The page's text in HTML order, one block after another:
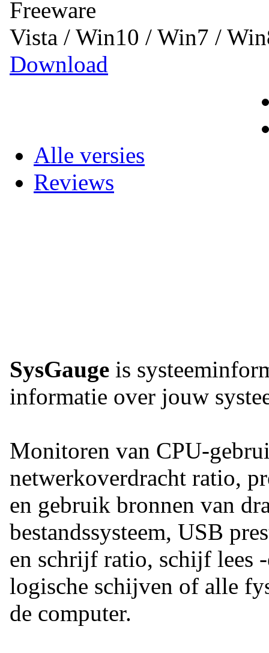
Freeware
Vista / Win10 / Win7 /
Download
Alle versies
Reviews
SysGauge is
informatie over jouw
Monitoren van CPU-
netwerkoverdracht ratio,
en gebruik bronnen van
bestandssysteem, USB
en schrijf ratio, schijf lees
logische schijven of alle
de computer.